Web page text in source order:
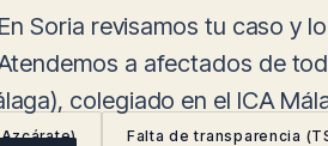
Soria revisamos tu caso y
a afectados de
colegiado en el ICA
Falta de transparencia